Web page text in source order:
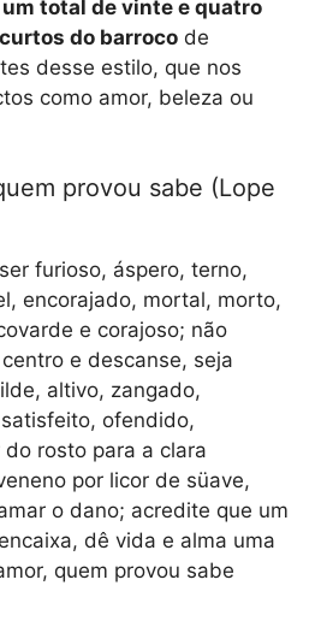
total de vinte e quatro
do barroco de
desse estilo, que nos
como amor, beleza ou
provou sabe (Lope
furioso, áspero, terno,
encorajado, mortal, morto,
e corajoso; não
e descanse, seja
altivo, zangado,
ofendido,
rosto para a clara
por licor de süave,
o dano; acredite que um
dê vida e alma uma
quem provou sabe